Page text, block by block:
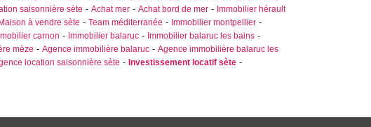
saisonnière sète -Achat mer -Achat bord de mer - Immobilier hérault
à vendre sète -Team méditerranée - Immobilier montpellier -
carnon - Immobilier balaruc - Immobilier balaruc les bains -
mèze -Agence immobilière balaruc -Agence immobilière balaruc les
location saisonnière sète -Investissement locatif sète -